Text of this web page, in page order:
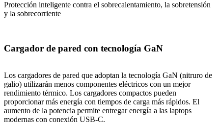
Protección inteligente contra el sobrecalentamiento, la sobretensión
y la sobrecorriente
Cargador de pared con tecnología GaN
Los cargadores de pared que adoptan la tecnología GaN (nitruro de
galio) utilizarán menos componentes eléctricos con un mejor
rendimiento térmico. Los cargadores compactos pueden
proporcionar más energía con tiempos de carga más rápidos. El
aumento de la potencia permite entregar energía a las laptops
modernas con conexión USB-C.